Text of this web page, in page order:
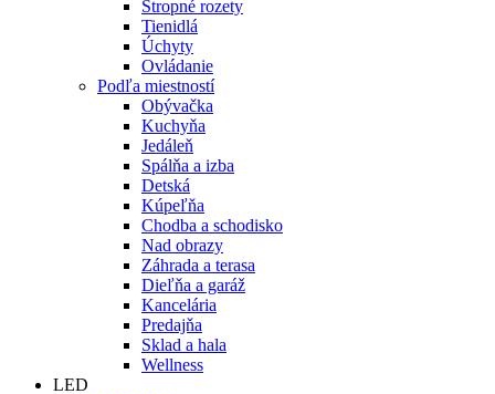
Stropné rozety
Tienidlá
Úchyty
Ovládanie
Podľa miestností
Obývačka
Kuchyňa
Jedáleň
Spálňa a izba
Detská
Kúpeľňa
Chodba a schodisko
Nad obrazy
Záhrada a terasa
Dieľňa a garáž
Kancelária
Predajňa
Sklad a hala
Wellness
LED